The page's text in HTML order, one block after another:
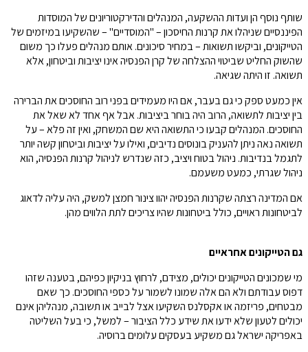
שותף נוסף הן ועדות ההשקעה, המנהלים והדירקטוריונים של המוסדות
הפיננסיים שניהלו את קרנות החיסכון – "המוסדיים" – שהשקיעו במיזמים של
הטייקונים, וביקשו תשואות – במחיר סיכונים. אותם מנהלים פעלו כך משום
שהשוק החליט שביטוי ההצלחה של קרן הפנסיה אינו יציבות וביטחון, אלא
תשואה. זו היתה שגיאה.
אין כמעט ספק כי גם בעבר, אם היו מעמידים בפני רוב החוסכים את הברירה
בין יציבות לתשואה, הרוב היה בוחר ביציבות. אבל אף אחד לא שאל את
החוסכים. המנהלים קבעו כי התשואה היא שם המשחק, ואין זה פלא – על
תשואה נאה ניתן להעניק בונוסים נדיבים, ואילו על יציבות וביטחון קשה יותר
לתגמל בנדיבות. ניהול בטוח ויציב, כזה שנדרש לניהול קרנות הפנסיה, הוא
ניהול שגרתי, כמעט משעמם.
אם המדינה רצתה שקרנות הפנסיה יהוו צינור חמצן למשק, היה עליה לדאוג
לביטחונות ראויים, כולל ביטחונות שהיו צריכים לתת הלווים מהן.
גם הטייקונים אחראיים
מי שמכונים הטייקונים יכולים, מצידם, לרחוץ בניקיון כפיהם, בטענה שזהו
דפוס עבודתם ולא הם אלה שמונו לשמור על כספי החוסכים. כך שאם
מבטחים, פריזמה או אקסלנס השקיעו אצל לבייב או תשובה, מנהליהן אינם
יכולים לטעון שלא ידעו את שידע כלל הציבור – למשל, כי בעל השליטה
באפריקה ישראל גם משקיע בעסקים עלומים ברוסיה.